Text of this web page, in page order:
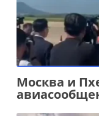
Москва и